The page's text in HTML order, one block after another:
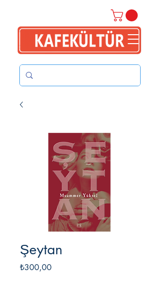
Şeytan
₺300,00Fiyat